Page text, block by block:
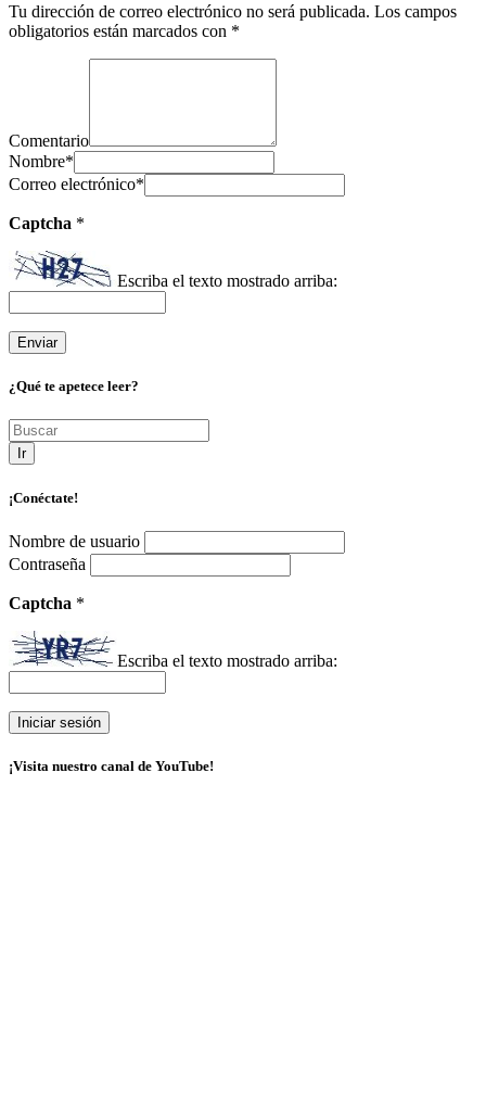
Tu dirección de correo electrónico no será publicada. Los campos
obligatorios están marcados con *
Comentario
Nombre*
Correo electrónico*
Captcha *
Escriba el texto mostrado arriba:
¿Qué te apetece leer?
Ir
¡Conéctate!
Nombre de usuario
Contraseña
Captcha *
Escriba el texto mostrado arriba:
¡Visita nuestro canal de YouTube!